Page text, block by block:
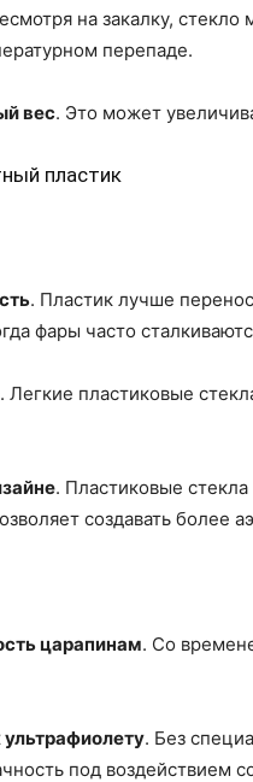
на закалку,
перепаде.
вес. Это может
пластик
. Пластик лучше
фары часто
. Легкие пластиковые
. Пластиковые
создавать более
царапинам. Со
. Без
под воздействием